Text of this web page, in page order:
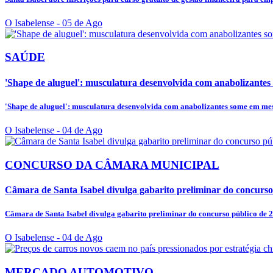
O Isabelense - 05 de Ago
SAÚDE
'Shape de aluguel': musculatura desenvolvida com anabolizantes
'Shape de aluguel': musculatura desenvolvida com anabolizantes some em
O Isabelense - 04 de Ago
CONCURSO DA CÂMARA MUNICIPAL
Câmara de Santa Isabel divulga gabarito preliminar do
Câmara de Santa Isabel divulga gabarito preliminar do concurso público de
O Isabelense - 04 de Ago